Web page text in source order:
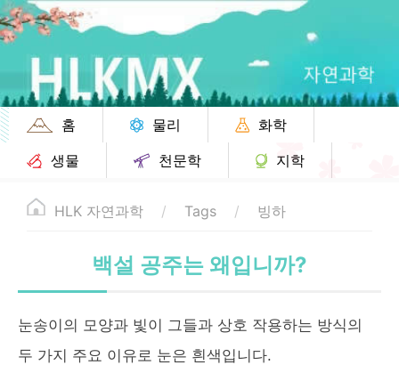
홈 물리
화학
생물
천문학 지학
HLK 자연과학 Tags 빙하
백설 공주는 왜입니까?
눈송이의 모양과 빛이 그들과 상호 작용하는 방식의
두 가지 주요 이유로 눈은 흰색입니다.